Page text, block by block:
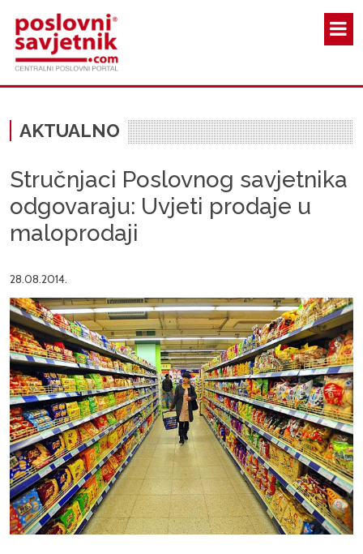
AKTUALNO
Stručnjaci Poslovnog savjetnika
odgovaraju: Uvjeti prodaje u
maloprodaji
28.08.2014.